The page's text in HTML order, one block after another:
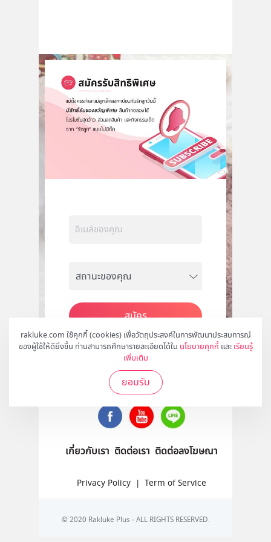
rakluke.com ใช้คุกกี้ (cookies) เพื่อวัตถุประสงค์ในการพัฒนาประสบการณ์
ของผู้ใช้ให้ดียิ่งขึ้น ท่านสามารถศึกษารายละเอียดได้ใน นโยบายคุกกี้ และ เรียนรู้
เพิ่มเติม
ยอมรับ
สมัคร
ติดตามเราได้ที่
เกี่ยวกับเรา ติดต่อเรา ติดต่อลงโฆษณา
Privacy Policy | Term of Service
© 2020 Rakluke Plus - ALL RIGHTS RESERVED.